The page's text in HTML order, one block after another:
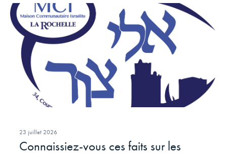
23 juillet 2026
Connaissiez-vous ces faits sur les